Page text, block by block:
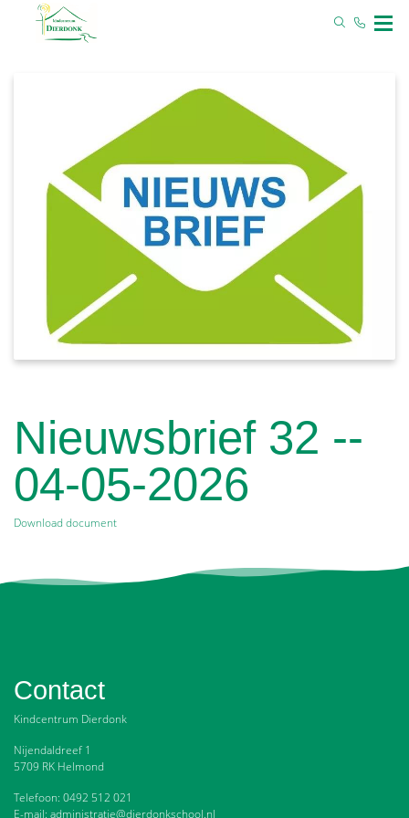
Nieuwsbrief 32 --
04-05-2026
Download document
Contact
Kindcentrum Dierdonk
Nijendaldreef 1
5709 RK Helmond
Telefoon: 0492 512 021
E-mail: administratie@dierdonkschool.nl